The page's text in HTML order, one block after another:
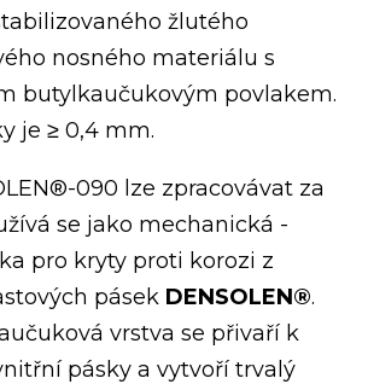
žlutého
nosného­ materiálu s
butylkaučukovým­­ povlakem.
je ≥ 0,4 mm.
090 lze zpracovávat za
se jako mechanická
pro ­kryty proti korozi z
­pásek DENSOLEN®.
vrstva ­se přivaří k
pásky a vytvoří trvalý